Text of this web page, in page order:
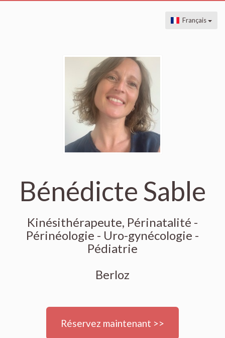
Français
Bénédicte Sable
Kinésithérapeute, Périnatalité -
Périnéologie - Uro-gynécologie -
Pédiatrie
Berloz
Réservez maintenant >>